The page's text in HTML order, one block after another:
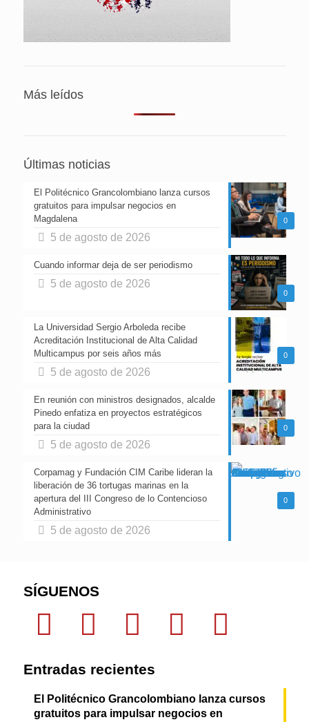
Más leídos
Últimas noticias
0
El Politécnico Grancolombiano lanza cursos
gratuitos para impulsar negocios en
Magdalena
5 de agosto de 2026
0
Cuando informar deja de ser periodismo
5 de agosto de 2026
0
La Universidad Sergio Arboleda recibe
Acreditación Institucional de Alta Calidad
Multicampus por seis años más
5 de agosto de 2026
0
En reunión con ministros designados, alcalde
Pinedo enfatiza en proyectos estratégicos
para la ciudad
5 de agosto de 2026
0
Corpamag y Fundación CIM Caribe lideran la
liberación de 36 tortugas marinas en la
apertura del III Congreso de lo Contencioso
Administrativo
5 de agosto de 2026
SÍGUENOS
Entradas recientes
El Politécnico Grancolombiano lanza cursos
gratuitos para impulsar negocios en